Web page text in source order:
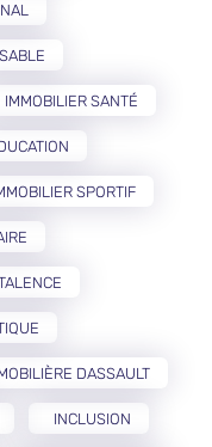
IMMOBILIER SANTÉ
SPORTIF
DASSAULT
INCLUSION